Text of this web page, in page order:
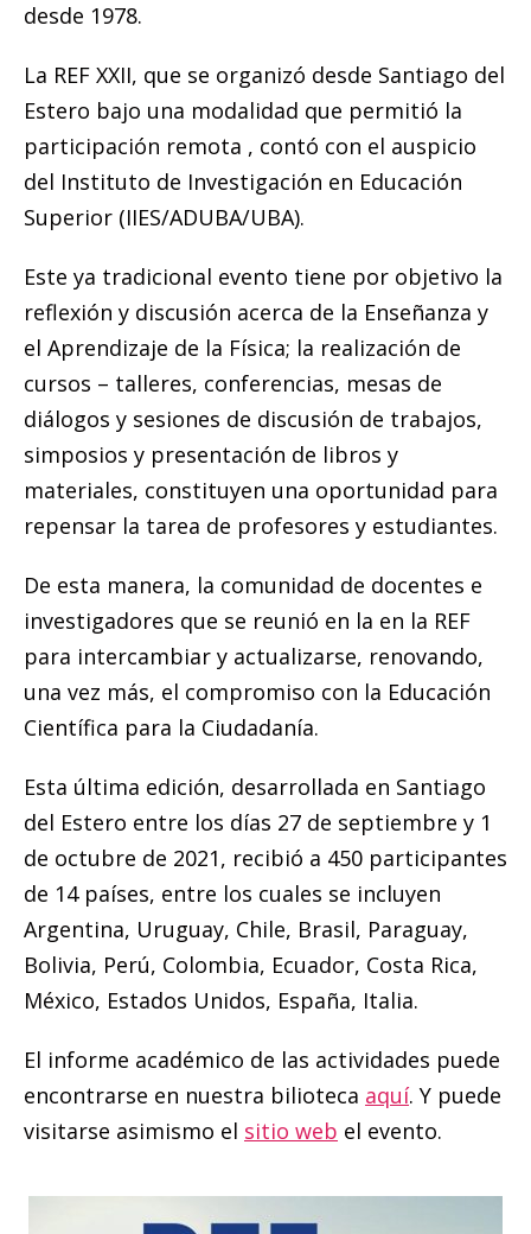
desde 1978.
La REF XXII, que se organizó desde Santiago del
Estero bajo una modalidad que permitió la
participación remota , contó con el auspicio
del Instituto de Investigación en Educación
Superior (IIES/ADUBA/UBA).
Este ya tradicional evento tiene por objetivo la
reflexión y discusión acerca de la Enseñanza y
el Aprendizaje de la Física; la realización de
cursos – talleres, conferencias, mesas de
diálogos y sesiones de discusión de trabajos,
simposios y presentación de libros y
materiales, constituyen una oportunidad para
repensar la tarea de profesores y estudiantes.
De esta manera, la comunidad de docentes e
investigadores que se reunió en la en la REF
para intercambiar y actualizarse, renovando,
una vez más, el compromiso con la Educación
Científica para la Ciudadanía.
Esta última edición, desarrollada en Santiago
del Estero entre los días 27 de septiembre y 1
de octubre de 2021, recibió a 450 participantes
de 14 países, entre los cuales se incluyen
Argentina, Uruguay, Chile, Brasil, Paraguay,
Bolivia, Perú, Colombia, Ecuador, Costa Rica,
México, Estados Unidos, España, Italia.
El informe académico de las actividades puede
encontrarse en nuestra bilioteca aquí. Y puede
visitarse asimismo el sitio web el evento.